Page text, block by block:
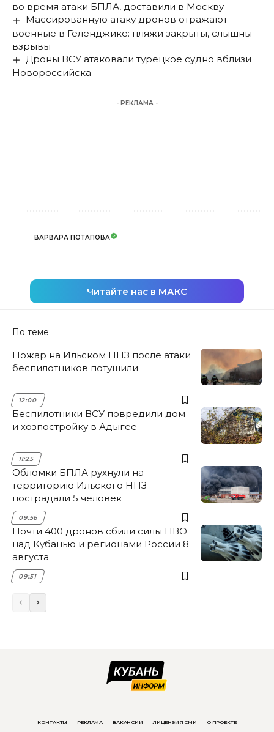
во время атаки БПЛА, доставили в Москву
Массированную атаку дронов отражают
военные в Геленджике: пляжи закрыты, слышны
взрывы
Дроны ВСУ атаковали турецкое судно вблизи
Новороссийска
- РЕКЛАМА -
ВАРВАРА ПОТАПОВА
Читайте нас в МАКС
По теме
Пожар на Ильском НПЗ после атаки
беспилотников потушили
12:00
Беспилотники ВСУ повредили дом
и хозпостройку в Адыгее
11:25
Обломки БПЛА рухнули на
территорию Ильского НПЗ —
пострадали 5 человек
09:56
Почти 400 дронов сбили силы ПВО
над Кубанью и регионами России 8
августа
09:31
КОНТАКТЫ РЕКЛАМА ВАКАНСИИ ЛИЦЕНЗИЯ СМИ О ПРОЕКТЕ